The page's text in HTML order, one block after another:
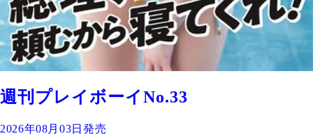
週刊プレイボーイNo.33
2026年08月03日発売